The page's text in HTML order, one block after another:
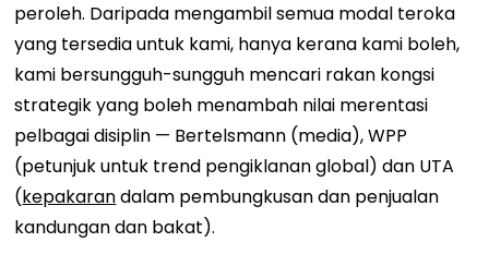
peroleh. Daripada mengambil semua modal teroka
yang tersedia untuk kami, hanya kerana kami boleh,
kami bersungguh-sungguh mencari rakan kongsi
strategik yang boleh menambah nilai merentasi
pelbagai disiplin — Bertelsmann (media), WPP
(petunjuk untuk trend pengiklanan global) dan UTA
(kepakarandalam pembungkusan dan penjualan
kandungan dan bakat).